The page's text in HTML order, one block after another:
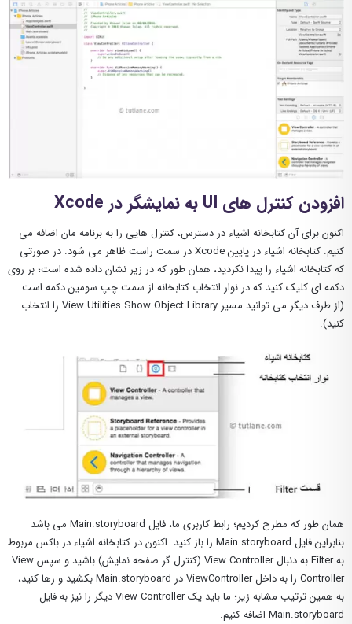
افزودن کنترل های UI به نمایشگر در Xcode
اکنون برای آن کتابخانه اشیاء در دسترس، کنترل هایی را به برنامه مان اضافه می
کنیم. کتابخانه اشیاء در پایین Xcode در سمت راست ظاهر می شود. در صورتی
که کتابخانه اشیاء را پیدا نکردید، همان طور که در زیر نشان داده شده است؛ بر روی
دکمه ای کلیک کنید که در نوار انتخاب کتابخانه از سمت چپ سومین دکمه است.
(از طرف دیگر می توانید مسیر View Utilities Show Object Library را انتخاب
کنید).
همان طور که مطرح کردیم؛ رابط کاربری ما، فایل Main.storyboard می باشد
بنابراین فایل Main.storyboard را باز کنید. اکنون در کتابخانه اشیاء در باکس مربوط
به Filter به دنبال View Controller (کنترل گر صفحه نمایش) باشید و سپس View
Controller را به داخل ViewController در Main.storyboard بکشید و رها کنید،
به همین ترتیب مشابه زیر؛ ما باید یک View Controller دیگر را نیز به فایل
Main.storyboard اضافه کنیم.